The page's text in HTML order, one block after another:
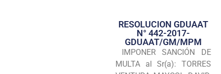
Transparencia
Seguridad
Programas
RESOLUCION GDUAAT
N° 442-2017-
GDUAAT/GM/MPM
IMPONER SANCIÓN DE
MULTA al Sr(a): TORRES